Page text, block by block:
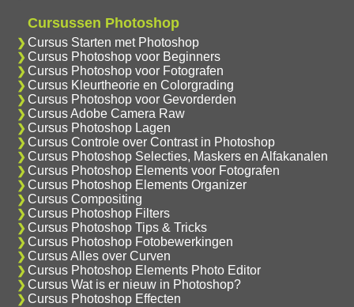
Cursussen Photoshop
Cursus Starten met Photoshop
Cursus Photoshop voor Beginners
Cursus Photoshop voor Fotografen
Cursus Kleurtheorie en Colorgrading
Cursus Photoshop voor Gevorderden
Cursus Adobe Camera Raw
Cursus Photoshop Lagen
Cursus Controle over Contrast in Photoshop
Cursus Photoshop Selecties, Maskers en Alfakanalen
Cursus Photoshop Elements voor Fotografen
Cursus Photoshop Elements Organizer
Cursus Compositing
Cursus Photoshop Filters
Cursus Photoshop Tips & Tricks
Cursus Photoshop Fotobewerkingen
Cursus Alles over Curven
Cursus Photoshop Elements Photo Editor
Cursus Wat is er nieuw in Photoshop?
Cursus Photoshop Effecten